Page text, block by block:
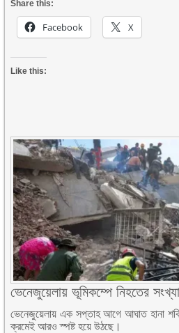
Share this:
Facebook X
Like this:
ভেনেজুয়েলায় ভূমিকম্পে নিহতের
ভেনেজুয়েলায় এক সপ্তাহ আগে আঘাত হানা
ক্রমেই আরও স্পষ্ট হয়ে উঠছে।